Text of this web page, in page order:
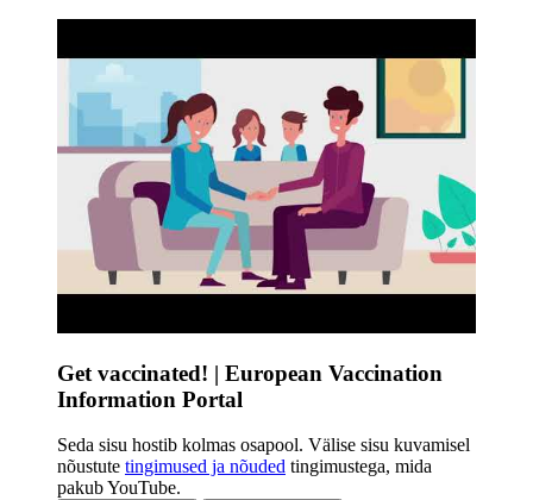
Get vaccinated! | European Vaccination
Information Portal
Seda sisu hostib kolmas osapool. Välise sisu kuvamisel
nõustute tingimused ja nõuded tingimustega, mida
pakub YouTube.